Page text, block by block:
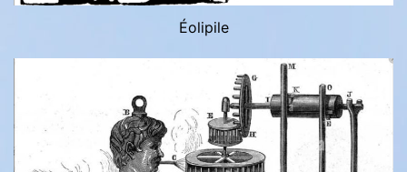
Éolipile